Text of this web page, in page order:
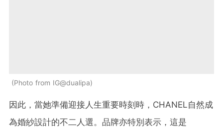
Photo from IG@dualipa
因此，當她準備迎接人生重要時刻時，CHANEL自然成
為婚紗設計的不二人選。 品牌亦特別表示，這是